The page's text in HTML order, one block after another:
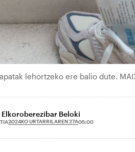
lehortzeko ere balio dute.
Elkoroberezibar Beloki
2024KO URTARRILAREN 27A05:00